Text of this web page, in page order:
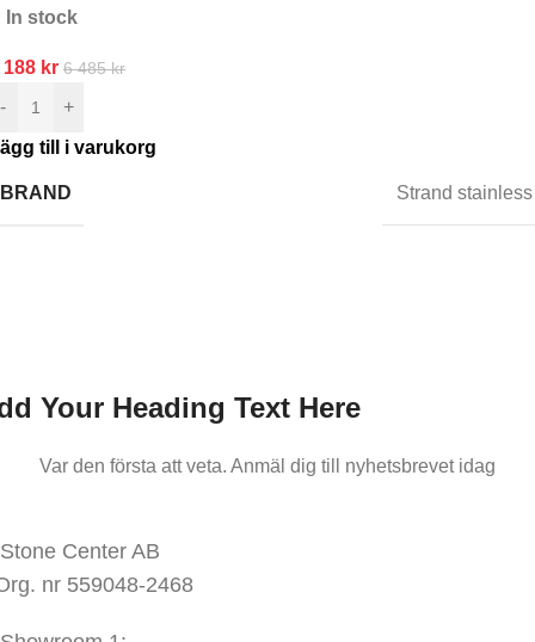
In stock
188 kr 6 485kr
-
+
till i varukorg
BRAND Strand stainless
Your Heading Text Here
Var den första att veta. Anmäl dig till nyhetsbrevet idag
Stone Center AB
nr 559048-2468